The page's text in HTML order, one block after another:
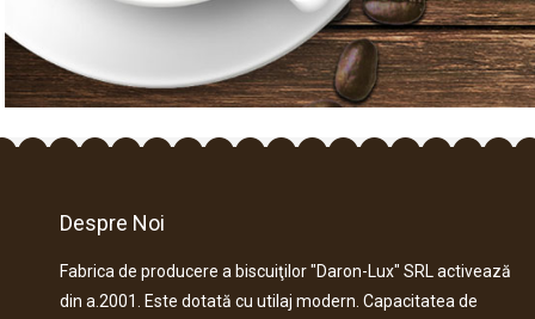
Despre Noi
Fabrica de producere a biscuiţilor "Daron-Lux" SRL activează
din a.2001. Este dotată cu utilaj modern. Capacitatea de